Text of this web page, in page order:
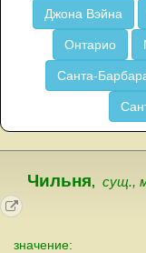
Джона Вэйна
Онтарио
Санта-
Чильня, сущ.,
значение: